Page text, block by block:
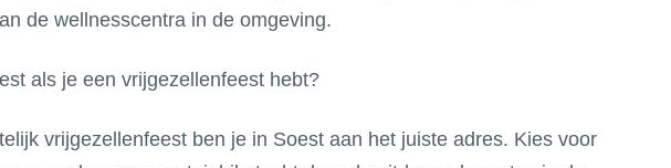
de wellnesscentra in de omgeving.
als je een vrijgezellenfeest hebt?
vrijgezellenfeest ben je in Soest aan het juiste adres. Kies voor